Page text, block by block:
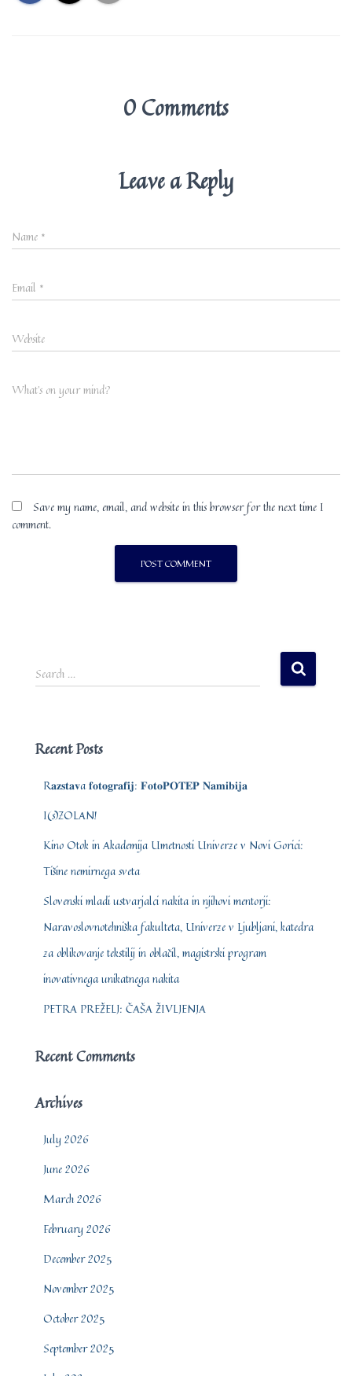
0 Comments
Leave a Reply
Name *
Email *
Website
What's on your mind?
Save my name, email, and website in this browser for the next time I
comment.
S
e
h
Search …
Recent Posts
R𝐚𝐳𝐬𝐭𝐚𝐯a 𝐟𝐨𝐭𝐨𝐠𝐫𝐚𝐟𝐢𝐣: 𝐅𝐨𝐭𝐨𝐏𝐎𝐓𝐄𝐏 𝐍𝐚𝐦𝐢𝐛𝐢𝐣𝐚
I(s)ZOLAN!
Kino Otok in Akademija Umetnosti Univerze v Novi Gorici:
Tišine nemirnega sveta
Slovenski mladi ustvarjalci nakita in njihovi mentorji:
Naravoslovnotehniška fakulteta, Univerze v Ljubljani, katedra
za oblikovanje tekstilij in oblačil, magistrski program
inovativnega unikatnega nakita
PETRA PREŽELJ: ČAŠA ŽIVLJENJA
Recent Comments
Archives
July 2026
June 2026
March 2026
February 2026
December 2025
November 2025
October 2025
September 2025